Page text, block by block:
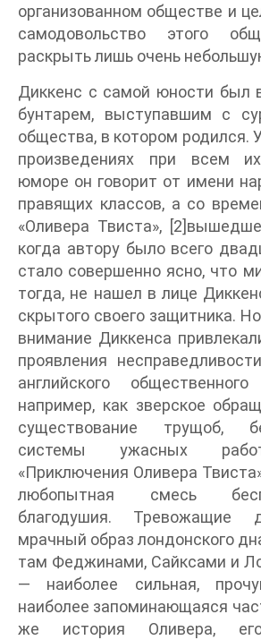
организованном обществе и
самодовольство этого
раскрыть лишь очень
Диккенс с самой юности был
бунтарем, выступавшим с
общества, в котором родился.
произведениях при всем
юморе он говорит от имени
правящих классов, а со
«Оливера Твиста», [2]вышедшего в 1838 году,
когда автору было всего
стало совершенно ясно, что
тогда, не нашел в лице
скрытого своего защитника.
внимание Диккенса
проявления
английского
например, как зверское
существование трущоб,
системы ужасных
«Приключения Оливера
любопытная смесь
благодушия. Тревожащие
мрачный образ лондонского
там Феджинами, Сайксами и
— наиболее сильная,
наиболее запоминающаяся
же история Оливера,